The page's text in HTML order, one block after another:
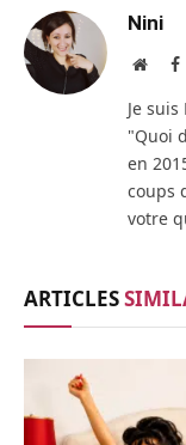
Nini
Site
Je
"Quoi
en
coups
votre
ARTICLES